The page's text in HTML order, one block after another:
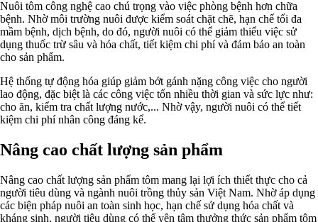
Nuôi tôm công nghệ cao chú trọng vào việc phòng bệnh hơn chữa
bệnh. Nhờ môi trường nuôi được kiểm soát chặt chẽ, hạn chế tối đa
mầm bệnh, dịch bệnh, do đó, người nuôi có thể giảm thiểu việc sử
dụng thuốc trừ sâu và hóa chất, tiết kiệm chi phí và đảm bảo an toàn
cho sản phẩm.
Hệ thống tự động hóa giúp giảm bớt gánh nặng công việc cho người
lao động, đặc biệt là các công việc tốn nhiều thời gian và sức lực như:
cho ăn, kiểm tra chất lượng nước,... Nhờ vậy, người nuôi có thể tiết
kiệm chi phí nhân công đáng kể.
Nâng cao chất lượng sản phẩm
Nâng cao chất lượng sản phẩm tôm mang lại lợi ích thiết thực cho cả
người tiêu dùng và ngành nuôi trồng thủy sản Việt Nam. Nhờ áp dụng
các biện pháp nuôi an toàn sinh học, hạn chế sử dụng hóa chất và
kháng sinh, người tiêu dùng có thể yên tâm thưởng thức sản phẩm tôm